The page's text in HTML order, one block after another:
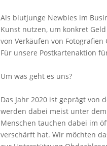
Als blutjunge Newbies im
Kunst nutzen, um konkret
von Verkäufen von Fotografien
Für unsere Postkartenaktion
Um was geht es uns?
Das Jahr 2020 ist geprägt von
werden dabei meist unter
Menschen tauchen dabei im
verschärft hat. Wir möchten